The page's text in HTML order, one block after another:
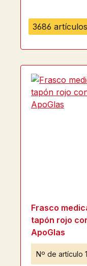
3686
Frasco
tapón rojo
ApoGlas
Nº de artículo